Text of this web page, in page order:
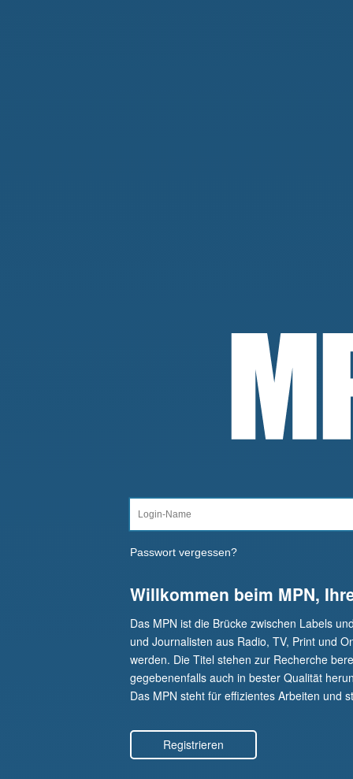
Passwort vergessen?
Willkommen beim MPN,
Das MPN ist die Brücke zwischen Labels
und Journalisten aus Radio, TV, Print und
werden. Die Titel stehen zur Recherche
gegebenenfalls auch in bester Qualität
Das MPN steht für effizientes Arbeiten und
Registrieren